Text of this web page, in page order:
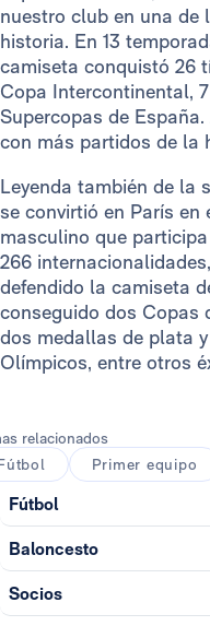
nuestro club en una de
historia. En 13
camiseta conquistó 26
Copa Intercontinental,
Supercopas de
con más partidos de la
Leyenda también de la
se convirtió en París
masculino que
266
defendido la camiseta
conseguido dos Copas
dos medallas de plata
Olímpicos, entre otros
relacionados
Primer equipo
Fútbol
Baloncesto
Socios